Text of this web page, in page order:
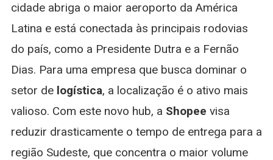
cidade abriga o maior aeroporto da América
Latina e está conectada às principais rodovias
do país, como a Presidente Dutra e a Fernão
Dias. Para uma empresa que busca dominar o
setor de logística, a localização é o ativo mais
valioso. Com este novo hub, a Shopee visa
reduzir drasticamente o tempo de entrega para a
região Sudeste, que concentra o maior volume